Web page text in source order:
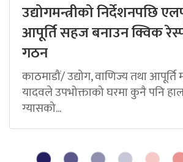
उद्योगमन्त्रीको निर्देशनपछि
आपूर्ति सहज बनाउन क्विक
गठन
काठमाडौं/ उद्योग, वाणिज्य तथा आपूर्ति
यादवले उपभोक्ताको घरमा कुनै पनि
ग्यासको...